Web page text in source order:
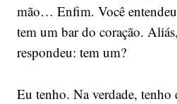
mão… Enfim. Você
tem um bar do coração.
respondeu: tem um?
Eu tenho. Na verdade, tenho